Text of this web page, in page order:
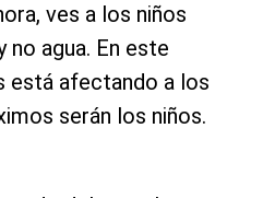
ves a los niños
no agua. En este
está afectando a los
serán los niños.